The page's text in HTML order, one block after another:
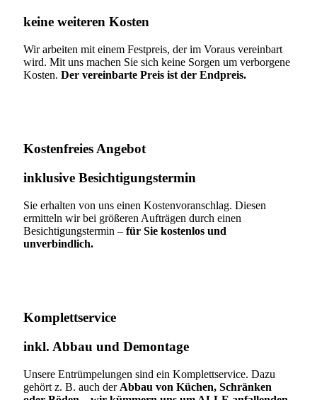
keine weiteren Kosten
Wir arbeiten mit einem Festpreis, der im Voraus vereinbart
wird. Mit uns machen Sie sich keine Sorgen um verborgene
Kosten. Der vereinbarte Preis ist der Endpreis.
Kostenfreies Angebot
inklusive Besichtigungstermin
Sie erhalten von uns einen Kostenvoranschlag. Diesen
ermitteln wir bei größeren Aufträgen durch einen
Besichtigungstermin – für Sie kostenlos und
unverbindlich.
Komplettservice​
inkl. Abbau und Demontage​
Unsere Entrümpelungen sind ein Komplettservice. Dazu
gehört z. B. auch der Abbau von Küchen, Schränken